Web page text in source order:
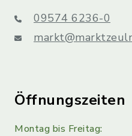
09574 6236-0
Öffnungszeiten
Montag bis Freitag: